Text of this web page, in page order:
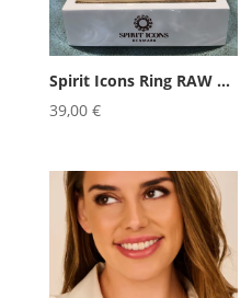
Spirit Icons Ring RAW RUSTIC
39,00 €